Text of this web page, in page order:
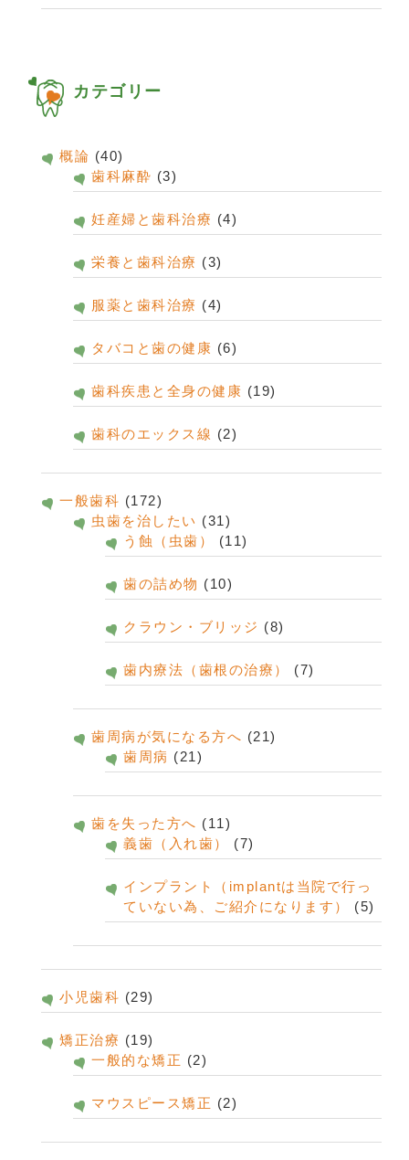
カテゴリー
概論 (40)
歯科麻酔 (3)
妊産婦と歯科治療 (4)
栄養と歯科治療 (3)
服薬と歯科治療 (4)
タバコと歯の健康 (6)
歯科疾患と全身の健康 (19)
歯科のエックス線 (2)
一般歯科 (172)
虫歯を治したい (31)
う蝕（虫歯）
(11)
歯の詰め物 (10)
クラウン・ブリッジ (8)
歯内療法（歯根の治療） (7)
歯周病が気になる方へ (21)
歯周病 (21)
歯を失った方へ (11)
義歯（入れ歯）
(7)
インプラント（implantは当院で行っ
ていない為、ご紹介になります）
(5)
小児歯科 (29)
矯正治療 (19)
一般的な矯正 (2)
マウスピース矯正 (2)